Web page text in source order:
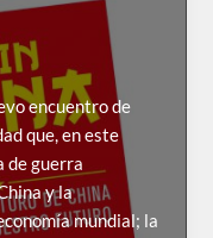
encuentro de
que, en este
de guerra
y la
mundial; la